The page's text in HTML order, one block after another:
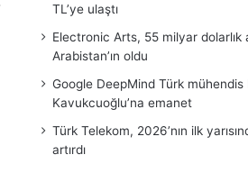
TL’ye ulaştı
Electronic Arts, 55 milyar dolarlık
Arabistan’ın oldu
Google DeepMind Türk mühendis
Kavukcuoğlu’na emanet
Türk Telekom, 2026’nın ilk
artırdı